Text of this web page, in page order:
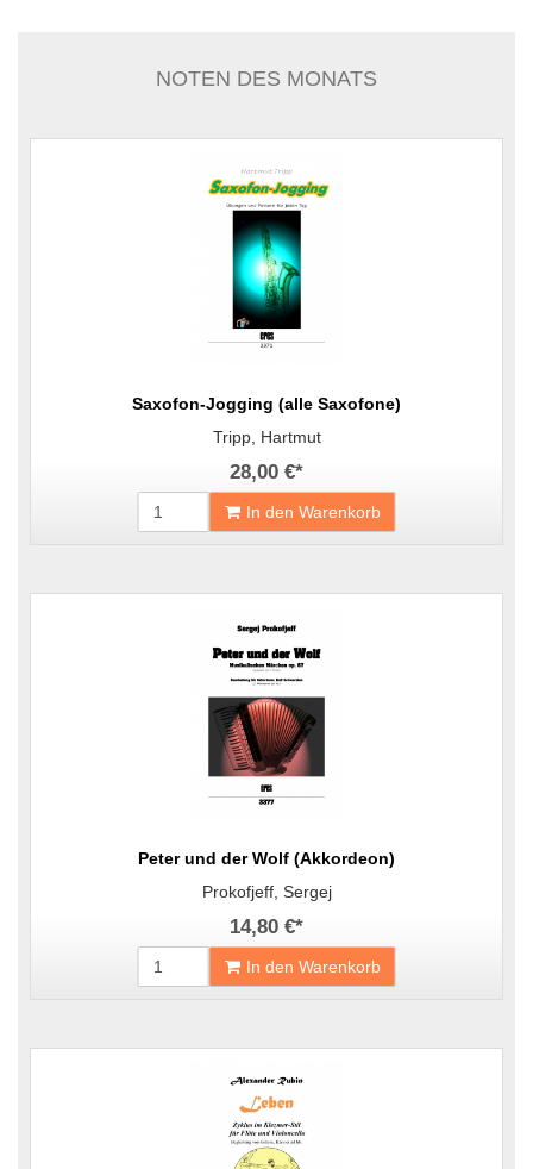
NOTEN DES MONATS
Saxofon-Jogging (alle Saxofone)
Tripp, Hartmut
28,00 €*
In den Warenkorb
Peter und der Wolf (Akkordeon)
Prokofjeff, Sergej
14,80 €*
In den Warenkorb